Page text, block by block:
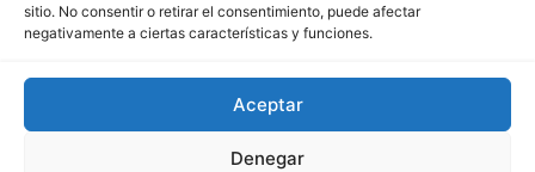
sitio. No consentir o retirar el consentimiento, puede afectar
negativamente a ciertas características y funciones.
Aceptar
Denegar